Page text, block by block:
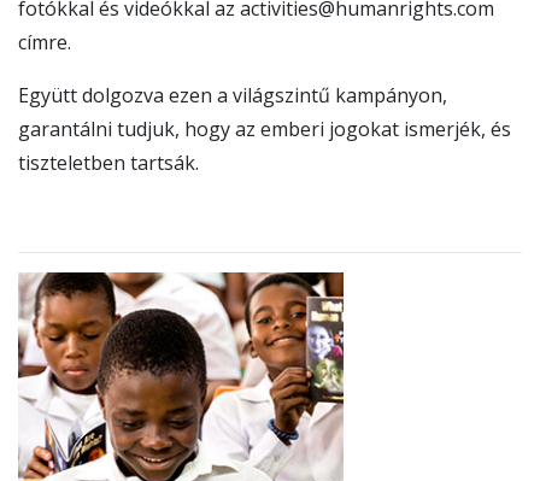
fotókkal és videókkal az activities@humanrights.com
címre.
Együtt dolgozva ezen a világszintű kampányon,
garantálni tudjuk, hogy az emberi jogokat ismerjék, és
tiszteletben tartsák.